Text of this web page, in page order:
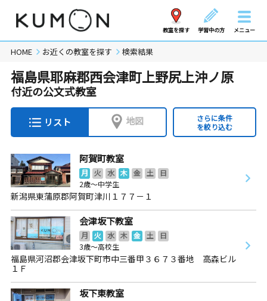
教室を探す 学習中の方 メニュー
HOME お近くの教室を探す 検索結果
福島県耶麻郡西会津町上野尻上沖ノ原
付近の公文式教室
リスト 地図
さらに条件
を絞り込む
阿賀町教室
月 火 水 木 金 土
日
2歳～中学生
新潟県東蒲原郡阿賀町津川１７７－１
会津坂下教室
月 火 水 木 金 土
日
3歳～高校生
福島県河沼郡会津坂下町市中三番甲３６７３番地 高森ビル
１Ｆ
坂下東教室